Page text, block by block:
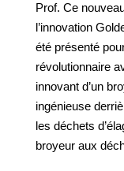
Prof. Ce
l’innovation
été présenté
révolutionnaire
innovant d’un
ingénieuse
les déchets
broyeur aux